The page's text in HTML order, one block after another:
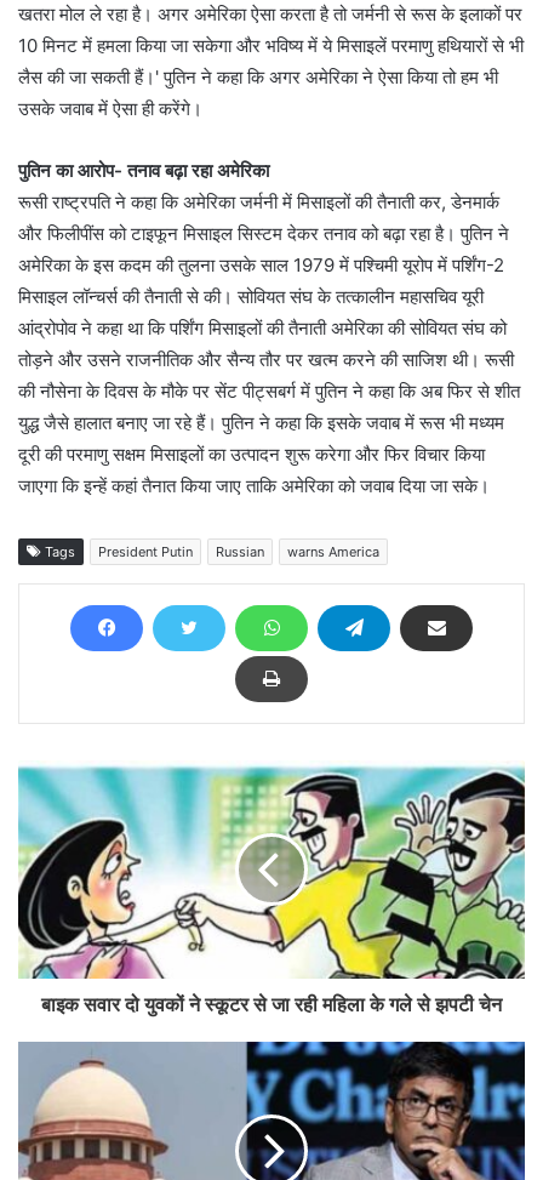
खतरा मोल ले रहा है। अगर अमेरिका ऐसा करता है तो जर्मनी से रूस के इलाकों पर
10 मिनट में हमला किया जा सकेगा और भविष्य में ये मिसाइलें परमाणु हथियारों से भी
लैस की जा सकती हैं।' पुतिन ने कहा कि अगर अमेरिका ने ऐसा किया तो हम भी
उसके जवाब में ऐसा ही करेंगे।
पुतिन का आरोप- तनाव बढ़ा रहा अमेरिका
रूसी राष्ट्रपति ने कहा कि अमेरिका जर्मनी में मिसाइलों की तैनाती कर, डेनमार्क
और फिलीपींस को टाइफून मिसाइल सिस्टम देकर तनाव को बढ़ा रहा है। पुतिन ने
अमेरिका के इस कदम की तुलना उसके साल 1979 में पश्चिमी यूरोप में पर्शिंग-2
मिसाइल लॉन्चर्स की तैनाती से की। सोवियत संघ के तत्कालीन महासचिव यूरी
आंद्रोपोव ने कहा था कि पर्शिंग मिसाइलों की तैनाती अमेरिका की सोवियत संघ को
तोड़ने और उसने राजनीतिक और सैन्य तौर पर खत्म करने की साजिश थी। रूसी
की नौसेना के दिवस के मौके पर सेंट पीट्सबर्ग में पुतिन ने कहा कि अब फिर से शीत
युद्ध जैसे हालात बनाए जा रहे हैं। पुतिन ने कहा कि इसके जवाब में रूस भी मध्यम
दूरी की परमाणु सक्षम मिसाइलों का उत्पादन शुरू करेगा और फिर विचार किया
जाएगा कि इन्हें कहां तैनात किया जाए ताकि अमेरिका को जवाब दिया जा सके।
Tags President Putin Russian warns America
बाइक सवार दो युवकों ने स्कूटर से जा रही महिला के गले से झपटी चेन